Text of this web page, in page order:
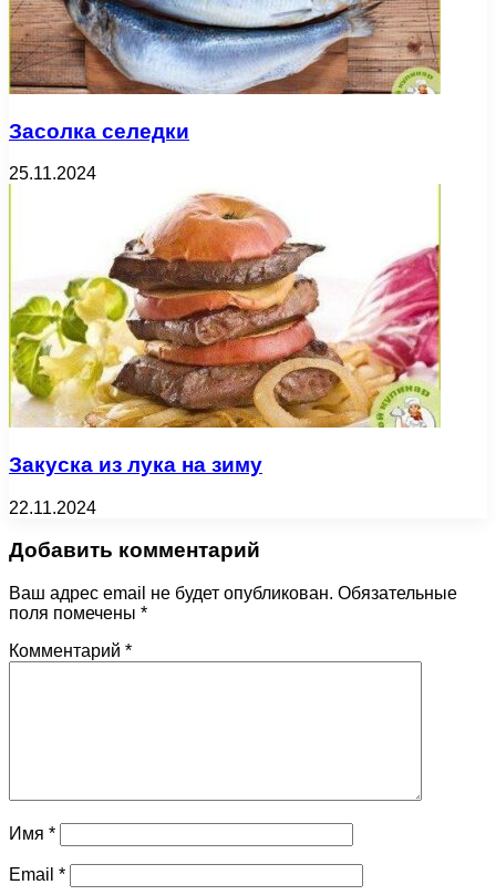
Засолка селедки
25.11.2024
Закуска из лука на зиму
22.11.2024
Добавить комментарий
Ваш адрес email не будет опубликован. Обязательные
поля помечены *
Комментарий *
Имя *
Email *